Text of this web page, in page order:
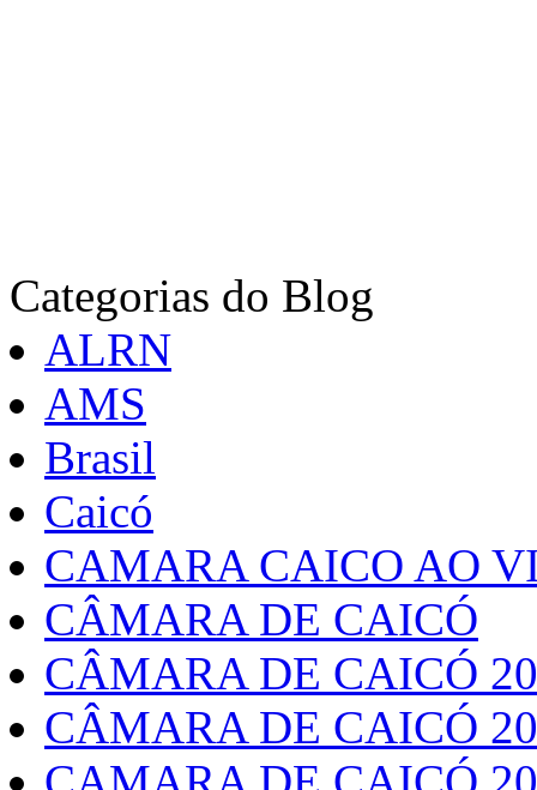
Categorias do Blog
ALRN
AMS
Brasil
Caicó
CAMARA CAICO AO
CÂMARA DE CAICÓ
CÂMARA DE CAICÓ
CÂMARA DE CAICÓ